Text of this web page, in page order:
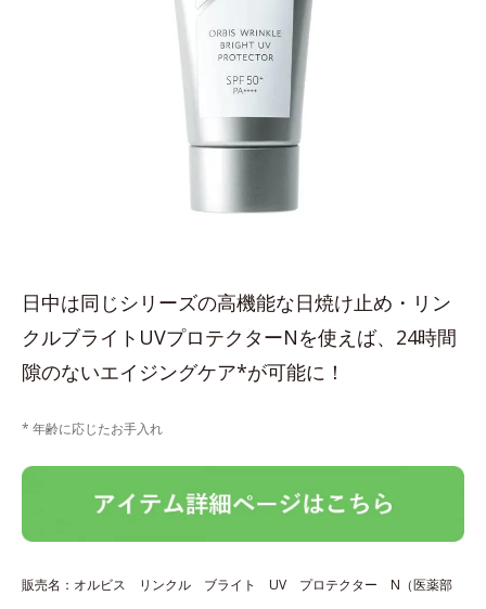
日中は同じシリーズの高機能な日焼け止め・リン
クルブライトUVプロテクターNを使えば、24時間
隙のないエイジングケア*が可能に！
* 年齢に応じたお手入れ
販売名：オルビス リンクル ブライト UV プロテクター N（医薬部